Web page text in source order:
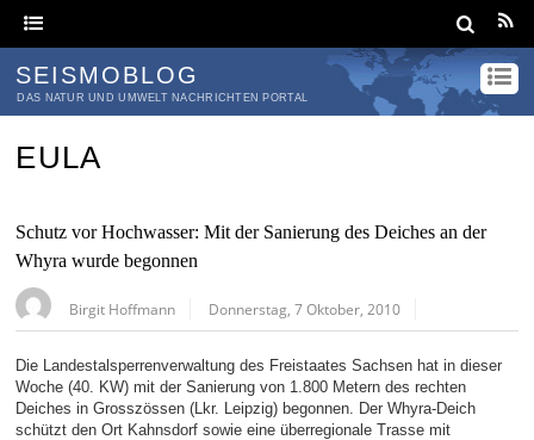
SEISMOBLOG
DAS NATUR UND UMWELT NACHRICHTEN PORTAL
EULA
Schutz vor Hochwasser: Mit der Sanierung des Deiches an der
Whyra wurde begonnen
Birgit Hoffmann Donnerstag, 7 Oktober, 2010
Die Landestalsperrenverwaltung des Freistaates Sachsen hat in dieser
Woche (40. KW) mit der Sanierung von 1.800 Metern des rechten
Deiches in Grosszössen (Lkr. Leipzig) begonnen. Der Whyra-Deich
schützt den Ort Kahnsdorf sowie eine überregionale Trasse mit